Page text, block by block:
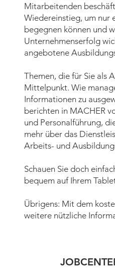
Mitarbeitenden
Wiedereinstieg, um nur
begegnen können und
Unternehmenserfolg
angebotene
Themen, die für Sie als
Mittelpunkt. Wie
Informationen zu
berichten in MACHER
und Personalführung,
mehr über das
Arbeits- und
Schauen Sie doch
bequem auf Ihrem
Übrigens: Mit dem
weitere nützliche